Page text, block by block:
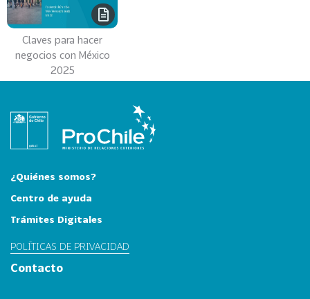
c
t
o
r
A
r
a
l
e
n
96
Claves para hacer
negocios con México
2025
¿Quiénes somos?
Centro de ayuda
Trámites Digitales
POLÍTICAS DE PRIVACIDAD
Contacto